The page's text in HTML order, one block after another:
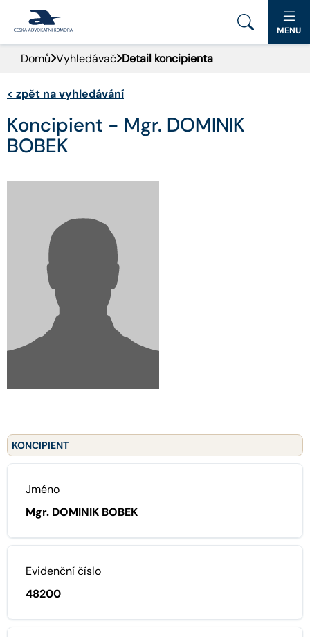
PORTÁL ČAK
DOMŮ
AKTUALITY
ADVOKÁTNÍ DENÍK
KONTAKT
MENU
Domů Vyhledávač Detail koncipienta
< zpět na vyhledávání
Koncipient - Mgr. DOMINIK
BOBEK
KONCIPIENT
Jméno
Mgr. DOMINIK BOBEK
Evidenční číslo
48200